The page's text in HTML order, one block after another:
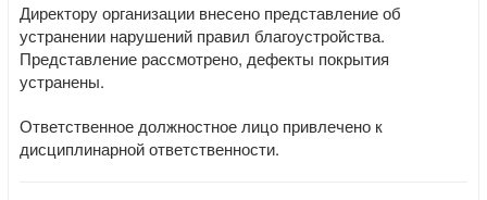
Директору организации внесено представление об
устранении нарушений правил благоустройства.
Представление рассмотрено, дефекты покрытия
устранены.
Ответственное должностное лицо привлечено к
дисциплинарной ответственности.